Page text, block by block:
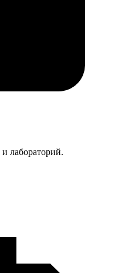
лабораторий.